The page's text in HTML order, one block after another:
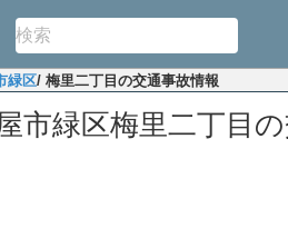
緑区/ 梅里二丁目の交通事故情報
市緑区梅里二丁目